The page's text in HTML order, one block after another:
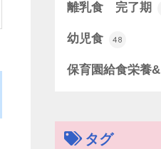
離乳食 完了期
幼児食 48
保育園給食栄養
タグ